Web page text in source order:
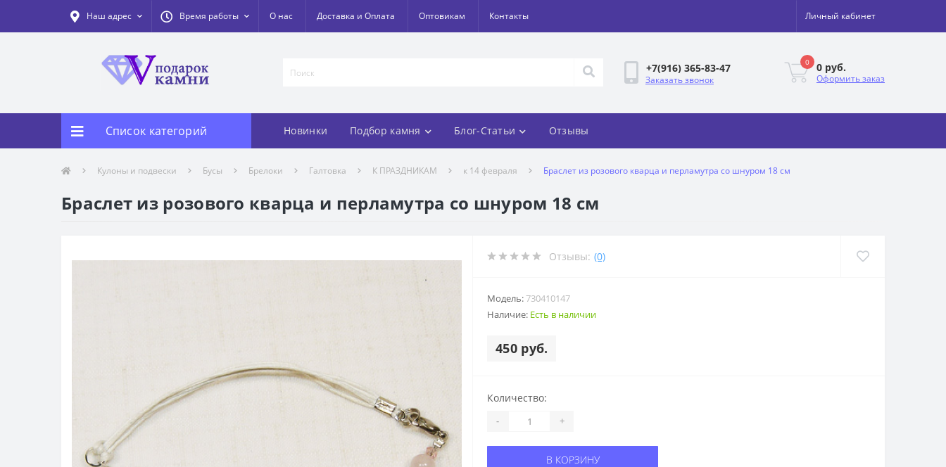
Наш адрес Время работы О нас Доставка и Оплата Оптовикам Контакты Личный кабинет
+7(916) 365-83-47
Заказать звонок
0 0 руб.
Оформить заказ
Список категорий Новинки Подбор камня Блог-Статьи Отзывы
Кулоны и подвески Бусы Брелоки Галтовка К ПРАЗДНИКАМ к 14 февраля Браслет из розового кварца и перламутра со шнуром 18 см
Браслет из розового кварца и перламутра со шнуром 18 см
Отзывы: (0)
Модель:730410147
Наличие: Есть в наличии
450 руб.
Количество:
- +
В КОРЗИНУ